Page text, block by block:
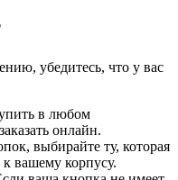
убедитесь, что у вас
в любом
онлайн.
выбирайте ту, которая
вашему корпусу.